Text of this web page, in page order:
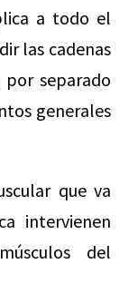
a todo el
las cadenas
por separado
generales
que va
intervienen
del